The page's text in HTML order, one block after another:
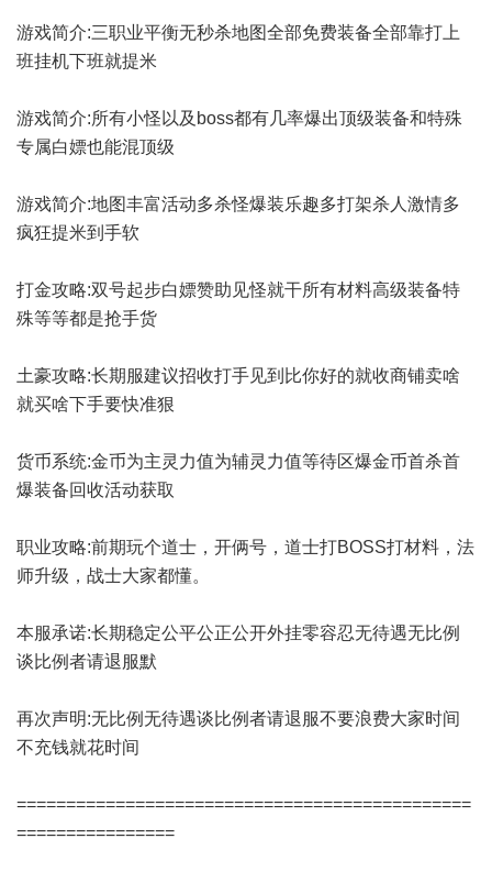
游戏简介:三职业平衡无秒杀地图全部免费装备全部靠打上
班挂机下班就提米
游戏简介:所有小怪以及boss都有几率爆出顶级装备和特殊
专属白嫖也能混顶级
游戏简介:地图丰富活动多杀怪爆装乐趣多打架杀人激情多
疯狂提米到手软
打金攻略:双号起步白嫖赞助见怪就干所有材料高级装备特
殊等等都是抢手货
土豪攻略:长期服建议招收打手见到比你好的就收商铺卖啥
就买啥下手要快准狠
货币系统:金币为主灵力值为辅灵力值等待区爆金币首杀首
爆装备回收活动获取
职业攻略:前期玩个道士，开俩号，道士打BOSS打材料，法
师升级，战士大家都懂。
本服承诺:长期稳定公平公正公开外挂零容忍无待遇无比例
谈比例者请退服默
再次声明:无比例无待遇谈比例者请退服不要浪费大家时间
不充钱就花时间
==============================================
================